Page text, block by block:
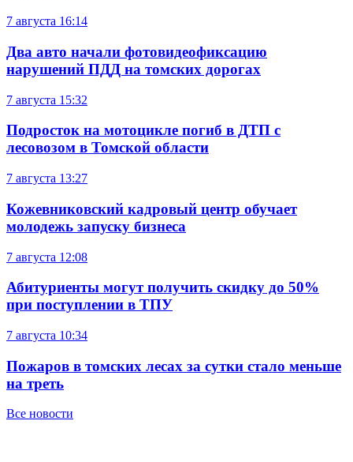
7 августа 16:14
Два авто начали фотовидеофиксацию
нарушений ПДД на томских дорогах
7 августа 15:32
Подросток на мотоцикле погиб в ДТП с
лесовозом в Томской области
7 августа 13:27
Кожевниковский кадровый центр обучает
молодежь запуску бизнеса
7 августа 12:08
Абитуриенты могут получить скидку до 50%
при поступлении в ТПУ
7 августа 10:34
Пожаров в томских лесах за сутки стало меньше
на треть
Все новости